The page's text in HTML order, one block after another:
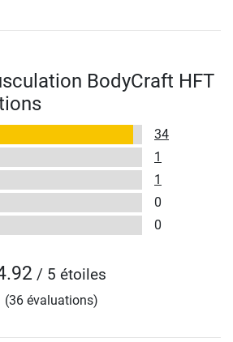
BodyCraft HFT
34
1
1
0
0
/ 5 étoiles
(36 évaluations)